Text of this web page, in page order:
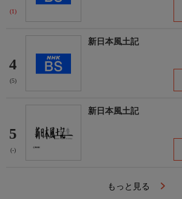
(1)
4
(5)
新日本風土記
5
(-)
新日本風土記
もっと見る